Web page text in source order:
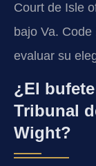
Court de Isle
bajo Va.
evaluar su
¿El
Tribunal
Wight?